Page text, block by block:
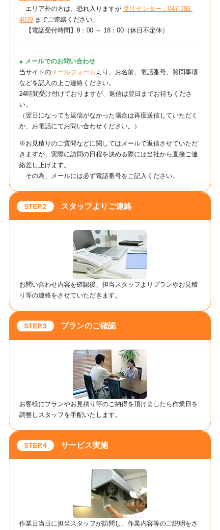
エリア外の方は、恐れ入りますが 受注センター：047-399-
4039までご連絡ください。
【電話受付時間】9：00 ～ 18：00（休日不定休）
● メールでのお問い合わせ
当サイトのメールフォームより、お名前、電話番号、質問事項
などを記入の上ご連絡ください。
24時間受け付けておりますが、返信は翌日までお待ちくださ
い。
（翌日になっても返信がなかった場合は再度送信していただく
か、お電話にてお問い合わせください。）
※お見積りのご質問などに関してはメールで返信させていただ
きますが、実際に訪問の日程を決める際には当社から直接ご連
絡差し上げます。
その為、メールには必ず電話番号をご記入ください。
スタッフよりご連絡
お問い合わせ内容を確認後、担当スタッフよりプランやお見積
り等の連絡をさせていただきます。
プランのご確認
お客様にプランやお見積り等のご納得を頂けましたら作業日を
調整しスタッフを手配いたします。
サービス実施
作業日当日に担当スタッフが訪問し、作業内容等のご説明をさ